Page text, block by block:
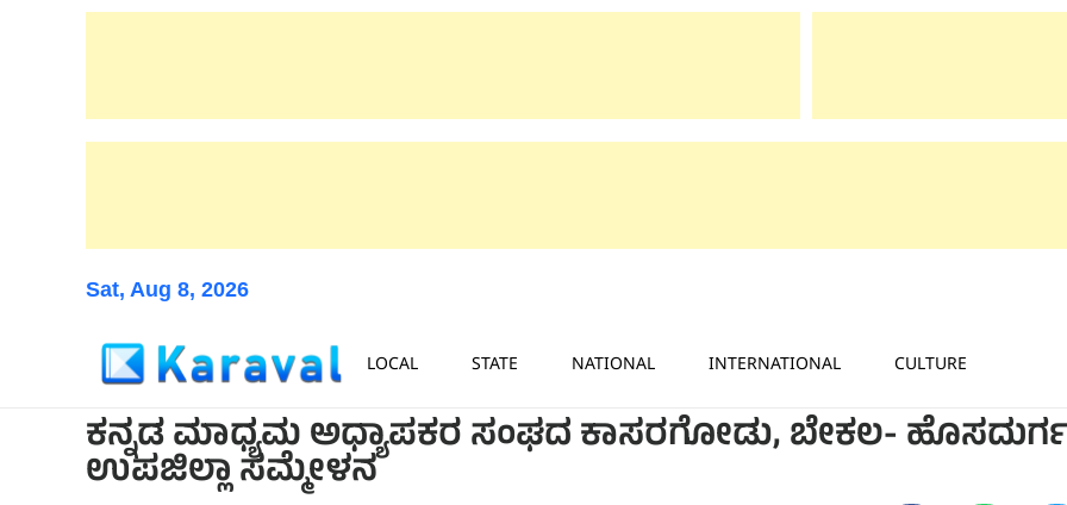
Sat, Aug 8, 2026
LOCAL STATE NATIONAL INTERNATIONAL CULTURE
ಕನ್ನಡ ಮಾಧ್ಯಮ ಅಧ್ಯಾಪಕರ ಸಂಘದ ಕಾಸರಗೋಡು, ಬೇಕಲ-
ಉಪಜಿಲ್ಲಾ ಸಮ್ಮೇಳನ